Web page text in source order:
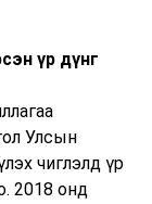
үр дүнг
Улсын
чиглэлд үр
2018 онд